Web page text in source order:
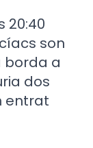
20:40
son
borda a
dos
entrat